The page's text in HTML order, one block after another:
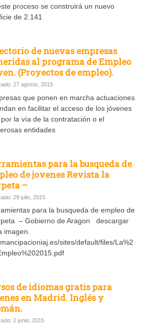
proceso se construirá un nuevo
de 2.141
de nuevas empresas
al programa de Empleo
(Proyectos de empleo).
27 agosto, 2015
que ponen en marcha actuaciones
en facilitar el acceso de los jóvenes
la vía de la contratación o el
entidades
para la busqueda de
de jovenes Revista la
–
29 julio, 2015
para la busqueda de empleo de
– Gobierno de Aragon descargar
imagen.
sites/default/files/La%2
de idiomas gratis para
en Madrid. Inglés y
2 junio, 2015